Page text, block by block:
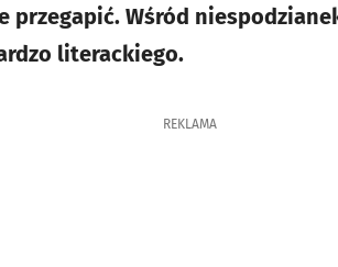
przegapić. Wśród
literackiego.
REKLAMA